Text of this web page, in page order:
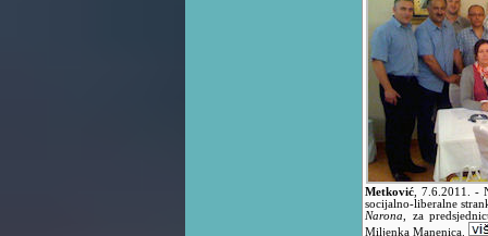
Metković 7.6.2011. -
socijalno-liberalne
Narona , za
Miljenka Manenica.